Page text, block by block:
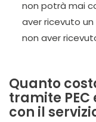
non potrà mai
aver ricevuto
non aver
Quanto
tramite
con il